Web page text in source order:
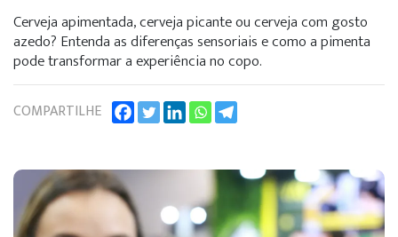
Cerveja apimentada, cerveja picante ou cerveja com gosto
azedo? Entenda as diferenças sensoriais e como a pimenta
pode transformar a experiência no copo.
COMPARTILHE